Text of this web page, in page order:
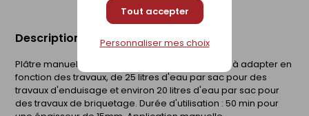
Tout accepter
Personnaliser mes choix
Description du produit
Plâtre manuel multifonctions. Taux de gâchage : à adapter en
fonction des travaux, de 25 litres d'eau par sac pour des
travaux d'enduisage et environ 20 litres d'eau par sac pour
des travaux de briquetage. Durée d'utilisation : 50 min pour